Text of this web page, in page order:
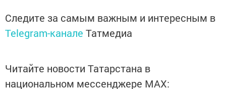
Следите за самым важным и интересным в
Telegram-канале Татмедиа
Читайте новости Татарстана в
национальном мессенджере MАХ: